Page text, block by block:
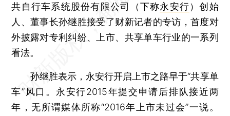
共自行车系统股份有限公司（下称永安行）创始
人、董事长孙继胜接受了财新记者的专访，首度对
外披露对专利纠纷、上市、共享单车行业的一系列
看法。
孙继胜表示，永安行开启上市之路早于“共享单
车”风口。永安行2015年提交申请后排队接近两
年，无所谓媒体所称“2016年上市未过会”一说。